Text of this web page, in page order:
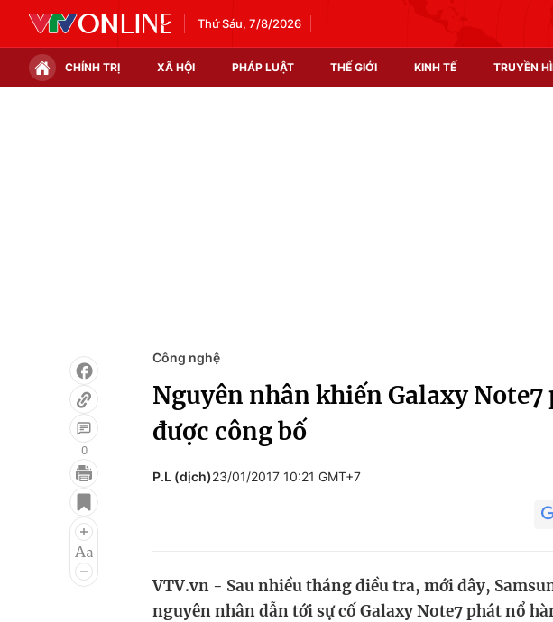
Thứ Sáu, 7/8/2026
CHÍNH TRỊ XÃ HỘI PHÁP LUẬT THẾ GIỚI KINH TẾ TRUYỀN
Điện ảnh
Âm nhạc
Chất lượng cuộc sống
Tuyển sinh
0
Công nghệ
Nguyên nhân khiến Galaxy
được công bố
P.L (dịch)23/01/2017 10:21 GMT+7
VTV.vn - Sau nhiều tháng điều tra, mới đây,
nguyên nhân dẫn tới sự cố Galaxy Note7 phát nổ